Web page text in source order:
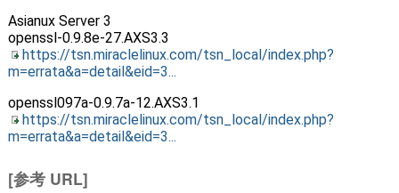
Asianux Server 3
openssl-0.9.8e-27.AXS3.3
https://tsn.miraclelinux.com/tsn_local/index.php?
m=errata&a=detail&eid=3...
openssl097a-0.9.7a-12.AXS3.1
https://tsn.miraclelinux.com/tsn_local/index.php?
m=errata&a=detail&eid=3...
[参考 URL]